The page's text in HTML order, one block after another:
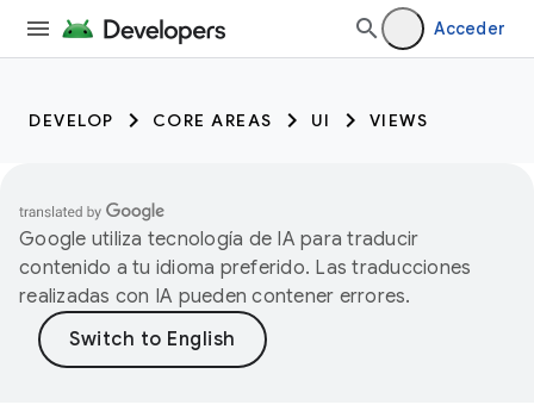
Acceder
DEVELOP CORE AREAS UI VIEWS
Google utiliza tecnología de IA para traducir
contenido a tu idioma preferido. Las traducciones
realizadas con IA pueden contener errores.